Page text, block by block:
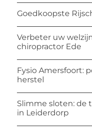
Goedkoopste
Verbeter uw
chiropractor Ede
Fysio Amersfoort:
herstel
Slimme sloten: de
in Leiderdorp